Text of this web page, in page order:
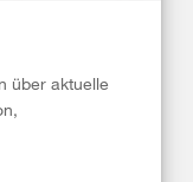
über aktuelle